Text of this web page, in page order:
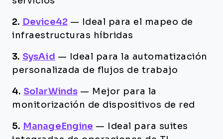
2. Device42 —
Ideal para el mapeo de
infraestructuras híbridas
3. SysAid —
Ideal para la automatización
personalizada de flujos de trabajo
4. SolarWinds — Mejor para la
monitorización de dispositivos de red
5. ManageEngine —
Ideal para suites